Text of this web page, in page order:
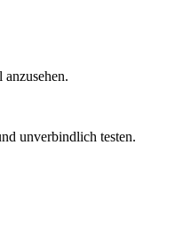
anzusehen.
unverbindlich testen.